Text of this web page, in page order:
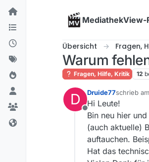
Skip to content
MediathekView-
Übersicht Fragen,
Warum
Fragen, Hilfe, Kritik 12
D
Offline
Druide77schrieb am
zuletzt
Hi Leute!
Bin neu hier
(auch aktuelle)
auftauchen.
Hat das